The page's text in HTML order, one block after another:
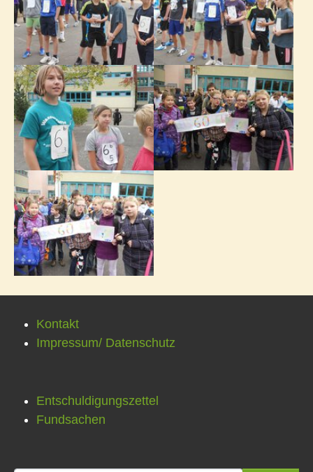
Kontakt
Impressum/ Datenschutz
Entschuldigungszettel
Fundsachen